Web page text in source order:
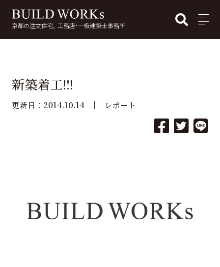
京都の注文住宅。工務店・一級建築士事務所 MENU
新築着工!!!
更新日： 2014.10.14 レポート